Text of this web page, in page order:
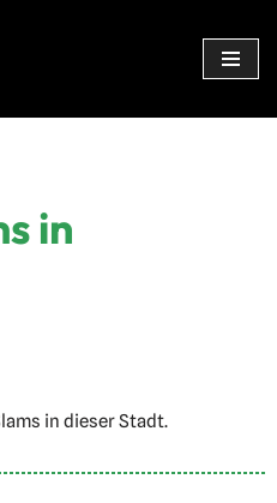
in
in dieser Stadt.